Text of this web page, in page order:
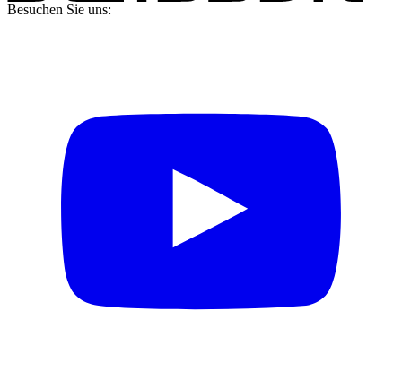
Besuchen Sie uns: